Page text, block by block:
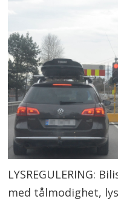
LYSREGULERING:
med tålmodighet,